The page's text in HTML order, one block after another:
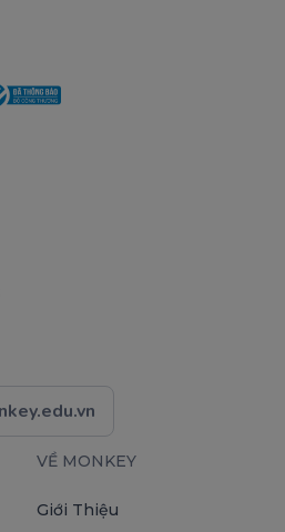
VỀ MONKEY
Giới Thiệu